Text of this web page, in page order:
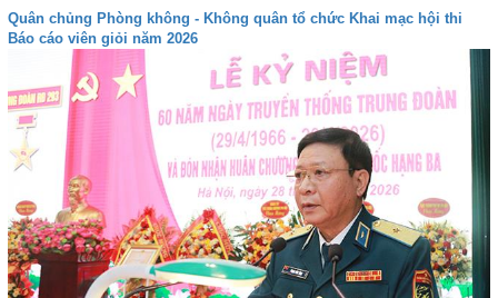
Quân chủng Phòng không - Không quân tổ chức Khai mạc hội thi
Báo cáo viên giỏi năm 2026